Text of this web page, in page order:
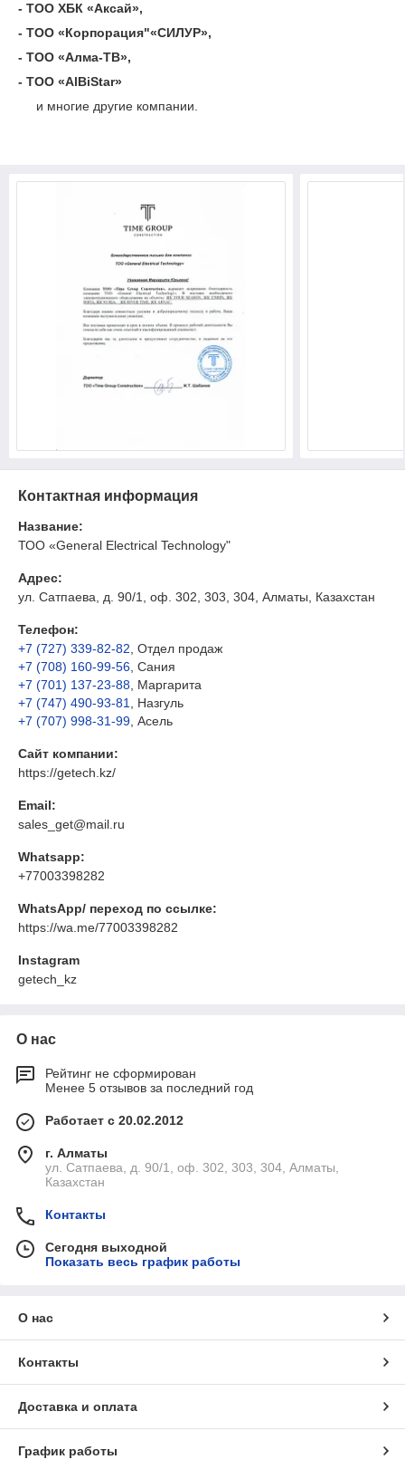
- ТОО ХБК «Аксай»,
- ТОО «Корпорация"«СИЛУР»,
- ТОО «Алма-ТВ»,
- ТОО «AlBiStar»
и многие другие компании.
Контактная информация
Название:
ТОО «General Electrical Technology"
Адрес:
ул. Сатпаева, д. 90/1, оф. 302, 303, 304, Алматы, Казахстан
Телефон:
+7 (727) 339-82-82 , Отдел продаж
+7 (708) 160-99-56 , Сания
+7 (701) 137-23-88 , Маргарита
+7 (747) 490-93-81
, Назгуль
+7 (707) 998-31-99 , Асель
Сайт компании:
https://getech.kz/
Email:
sales_get@mail.ru
Whatsapp:
+77003398282
WhatsApp/ переход по ссылке:
https://wa.me/77003398282
Instagram
getech_kz
О нас
Рейтинг не сформирован
Менее 5 отзывов за последний год
Работает с 20.02.2012
г. Алматы
ул. Сатпаева, д. 90/1, оф. 302, 303, 304, Алматы,
Казахстан
Контакты
Сегодня выходной
Показать весь график работы
О нас
Контакты
Доставка и оплата
График работы